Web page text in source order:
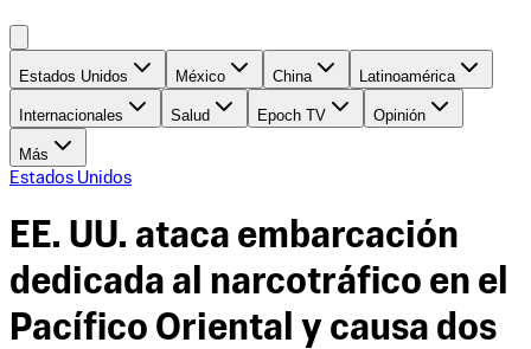
Estados Unidos México China Latinoamérica
Internacionales Salud Epoch TV Opinión
Más
Estados Unidos
EE. UU. ataca embarcación
dedicada al narcotráfico en el
Pacífico Oriental y causa dos